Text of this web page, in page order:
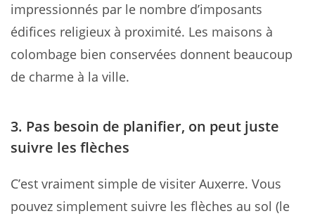
impressionnés par le nombre d’imposants
édifices religieux à proximité. Les maisons à
colombage bien conservées donnent beaucoup
de charme à la ville.
3. Pas besoin de planifier, on peut juste
suivre les flèches
C’est vraiment simple de visiter Auxerre. Vous
pouvez simplement suivre les flèches au sol (le